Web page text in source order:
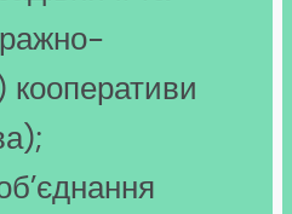
кооперативи